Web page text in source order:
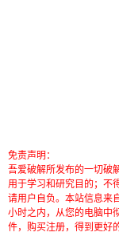
免责声明：
吾爱破解所发布的一切破
用于学习和研究目的；不
请用户自负。本站信息来
小时之内，从您的电脑中
件，购买注册，得到更好